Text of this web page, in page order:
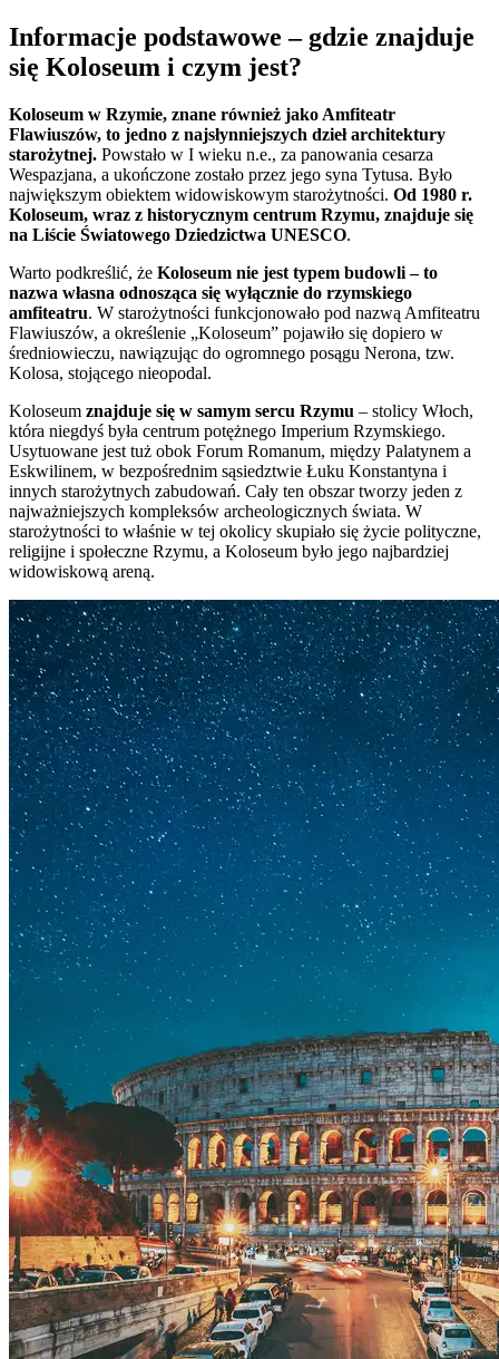
Informacje podstawowe–gdzie znajduje
się Koloseum i czym jest?
Koloseum w Rzymie, znane również jako Amfiteatr
Flawiuszów, to jedno z najsłynniejszych dzieł architektury
starożytnej. Powstało w I wieku n.e., za panowania cesarza
Wespazjana, a ukończone zostało przez jego syna Tytusa. Było
największym obiektem widowiskowym starożytności. Od 1980 r.
Koloseum, wraz z historycznym centrum Rzymu, znajduje się
na Liście Światowego Dziedzictwa UNESCO.
Warto podkreślić, że Koloseum nie jest typem budowli – to
nazwa własna odnosząca się wyłącznie do rzymskiego
amfiteatru. W starożytności funkcjonowało pod nazwą Amfiteatru
Flawiuszów, a określenie „Koloseum” pojawiło się dopiero w
średniowieczu, nawiązując do ogromnego posągu Nerona, tzw.
Kolosa, stojącego nieopodal.
Koloseum znajduje się w samym sercu Rzymu – stolicy Włoch,
która niegdyś była centrum potężnego Imperium Rzymskiego.
Usytuowane jest tuż obok Forum Romanum, między Palatynem a
Eskwilinem, w bezpośrednim sąsiedztwie Łuku Konstantyna i
innych starożytnych zabudowań. Cały ten obszar tworzy jeden z
najważniejszych kompleksów archeologicznych świata. W
starożytności to właśnie w tej okolicy skupiało się życie polityczne,
religijne i społeczne Rzymu, a Koloseum było jego najbardziej
widowiskową areną.